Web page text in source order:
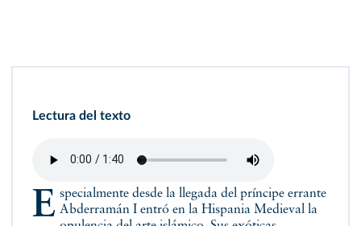
Lectura del texto
Especialmente desde la llegada del príncipe errante Abderramán I entró en la Hispania Medieval la